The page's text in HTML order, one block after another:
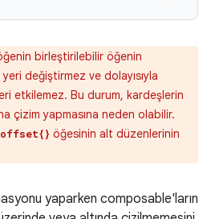
birleştirilebilir öğenin
değiştirmez ve dolayısıyla
etkilemez. Bu durum, kardeşlerin
çizim yapmasına neden olabilir.
öğesinin alt düzenlerinin
yaparken composable'ların